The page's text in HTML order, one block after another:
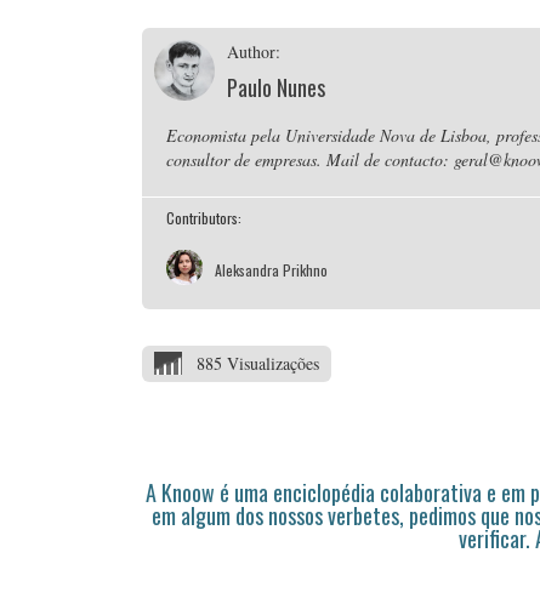
Author:
Paulo Nunes
Economista pela Universidade Nova de Lisboa,
consultor de empresas. Mail de contacto:
Contributors:
Aleksandra Prikhno
885 Visualizações
A Knoow é uma enciclopédia colaborativa e
em algum dos nossos verbetes, pedimos que
verificar.